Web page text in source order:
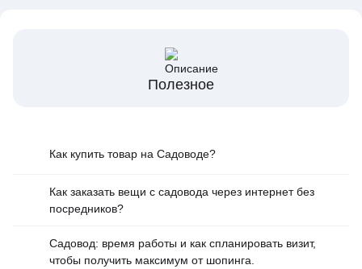
Полезное
Как купить товар на Cадоводе?
Как заказать вещи с садовода через интернет без
посредников?
Садовод: время работы и как спланировать визит,
чтобы получить максимум от шопинга.